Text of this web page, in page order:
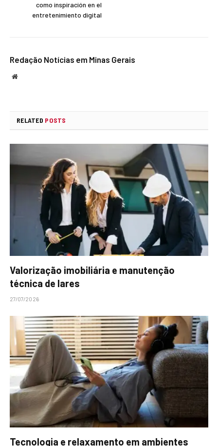
como inspiración en el
entretenimiento digital
Redação Notícias em Minas Gerais
Website
RELATED POSTS
Valorização imobiliária e manutenção
técnica de lares
27/07/2026
Tecnologia e relaxamento em ambientes